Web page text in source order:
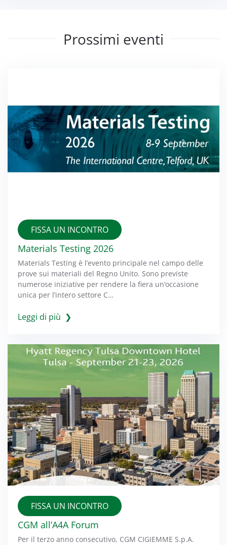
Prossimi eventi
FISSA UN INCONTRO
Materials Testing 2026
Materials Testing è l’evento principale nel campo delle
prove sui materiali del Regno Unito. Sono previste
numerose iniziative per rendere la fiera un’occasione
unica per l’intero settore C…
Leggi di più ❯
FISSA UN INCONTRO
CGM all’A4A Forum
Per il terzo anno consecutivo, CGM CIGIEMME S.p.A.